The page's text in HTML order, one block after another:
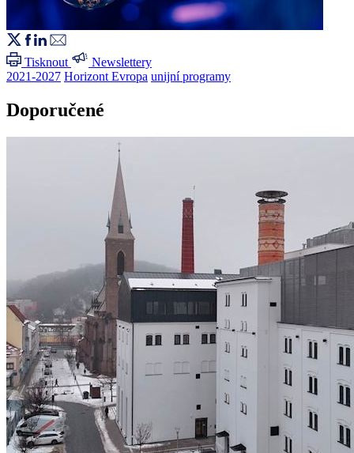
Tisknout
Newslettery
2021-2027 Horizont Evropa unijní programy
Doporučené